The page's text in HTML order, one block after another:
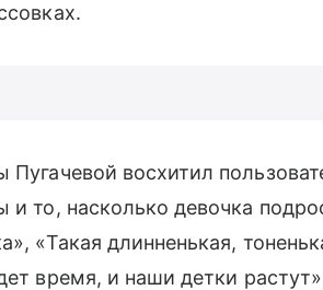
восхитил
и то, насколько девочка
«Такая длинненькая,
время, и наши детки